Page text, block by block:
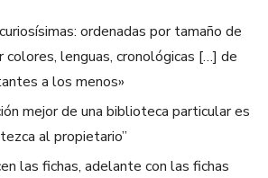
ordenadas por tamaño de
colores, lenguas, cronológicas […] de
a los menos»
mejor de una biblioteca particular es
al propietario”
las fichas, adelante con las fichas